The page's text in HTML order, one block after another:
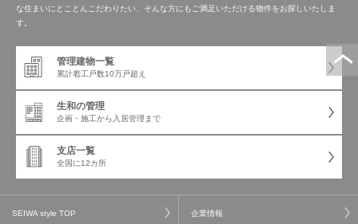
な住まいにとことんこだわりたい、そんな方にもご満足いただける物件をお探しいたしま
す。
管理建物一覧
累計着工戸数10万戸超え
生和の管理
企画・施工から 入居管理まで
支店一覧
全国に12カ所
SEIWA style TOP 企業情報